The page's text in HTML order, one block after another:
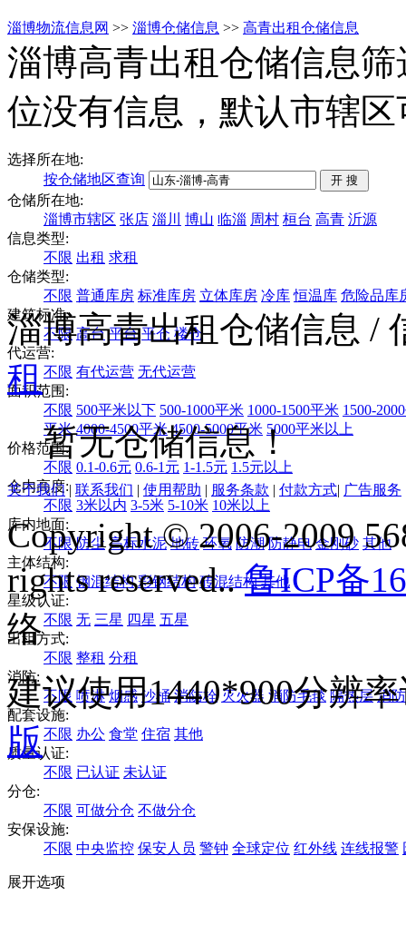
淄博物流信息网 >> 淄博仓储信息 >> 高青出租仓储信息
淄博高青出租仓储信息筛
位没有信息，默认市辖
选择所在地:
按仓储地区查询
仓储所在地:
淄博市辖区 张店 淄川 博山 临淄 周村 桓台 高青 沂源
信息类型:
不限 出租 求租
仓储类型:
不限 普通库房 标准库房 立体库房 冷库 恒温库 危险品库
建筑标准:
不限 高台 平台 平仓 楼仓
代运营:
不限 有代运营 无代运营
面积范围:
不限 500平米以下 500-1000平米 1000-1500平米 1500-
平米 4000-4500平米 4500-5000平米 5000平米以上
价格范围:
不限 0.1-0.6元 0.6-1元 1-1.5元 1.5元以上
仓内高度:
不限 3米以内 3-5米 5-10米 10米以上
库内地面:
不限 防尘 高标水泥 地砖 环氧 防潮 防静电 金刚砂 其他
主体结构:
不限 钢混结构 彩钢结构 砖混结构 其他
星级认证:
不限 无 三星 四星 五星
出租方式:
不限 整租 分租
消防:
不限 喷淋 烟感 沙桶 消防栓 灭火器 消防毛毯 隔热层 消
配套设施:
不限 办公 食堂 住宿 其他
质量认证:
不限 已认证 未认证
分仓:
不限 可做分仓 不做分仓
安保设施:
不限 中央监控 保安人员 警钟 全球定位 红外线 连线报警
展开选项
淄博高青出租仓储信息 /
租
暂无仓储信息！
关于我们| 联系我们 | 使用帮助 | 服务条款 | 付款方式| 广告服务
Copyright © 2006-2009
rights reserved..鲁ICP备
络
建议使用1440*900分辨
版